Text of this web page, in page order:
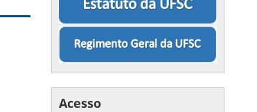
Acesso